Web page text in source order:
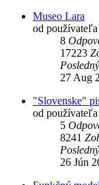
Museo Lara
od používateľa
8
17223
27 Aug
"Slovenske"
od používateľa
5
8241
26 Jún